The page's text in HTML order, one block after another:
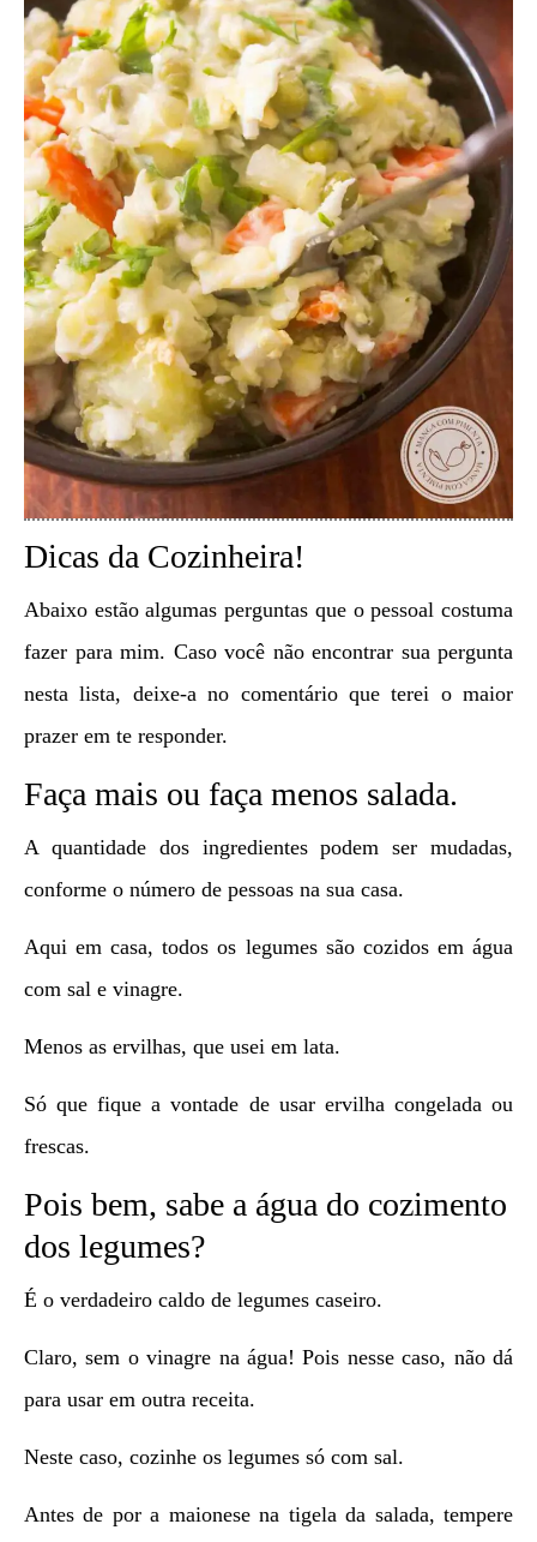
Dicas da Cozinheira!
Abaixo estão algumas perguntas que o pessoal costuma
fazer para mim. Caso você não encontrar sua pergunta
nesta lista, deixe-a no comentário que terei o maior
prazer em te responder.
Faça mais ou faça menos salada.
A quantidade dos ingredientes podem ser mudadas,
conforme o número de pessoas na sua casa.
Aqui em casa, todos os legumes são cozidos em água
com sal e vinagre.
Menos as ervilhas, que usei em lata.
Só que fique a vontade de usar ervilha congelada ou
frescas.
Pois bem, sabe a água do cozimento
dos legumes?
É o verdadeiro caldo de legumes caseiro.
Claro, sem o vinagre na água! Pois nesse caso, não dá
para usar em outra receita.
Neste caso, cozinhe os legumes só com sal.
Antes de por a maionese na tigela da salada, tempere